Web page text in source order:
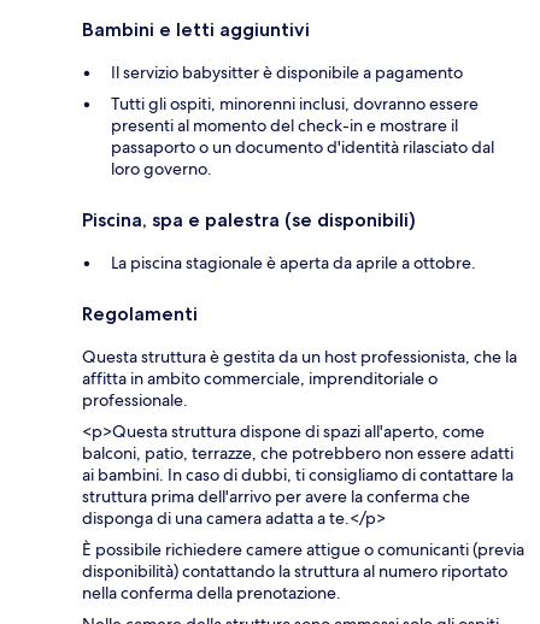
Bambini e letti aggiuntivi
Il servizio babysitter è disponibile a pagamento
Tutti gli ospiti, minorenni inclusi, dovranno essere
presenti al momento del check-in e mostrare il
passaporto o un documento d'identità rilasciato dal
loro governo.
Piscina, spa e palestra (se disponibili)
La piscina stagionale è aperta da aprile a ottobre.
Regolamenti
Questa struttura è gestita da un host professionista, che la
affitta in ambito commerciale, imprenditoriale o
professionale.
<p>Questa struttura dispone di spazi all'aperto, come
balconi, patio, terrazze, che potrebbero non essere adatti
ai bambini. In caso di dubbi, ti consigliamo di contattare la
struttura prima dell'arrivo per avere la conferma che
disponga di una camera adatta a te.</p>
È possibile richiedere camere attigue o comunicanti (previa
disponibilità) contattando la struttura al numero riportato
nella conferma della prenotazione.